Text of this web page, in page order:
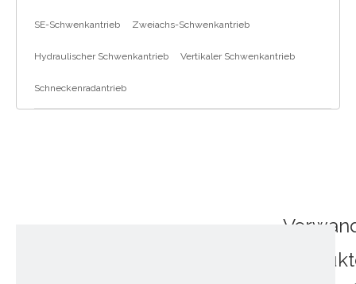
SE-Schwenkantrieb Zweiachs-Schwenkantrieb
Hydraulischer Schwenkantrieb Vertikaler Schwenkantrieb
Schneckenradantrieb